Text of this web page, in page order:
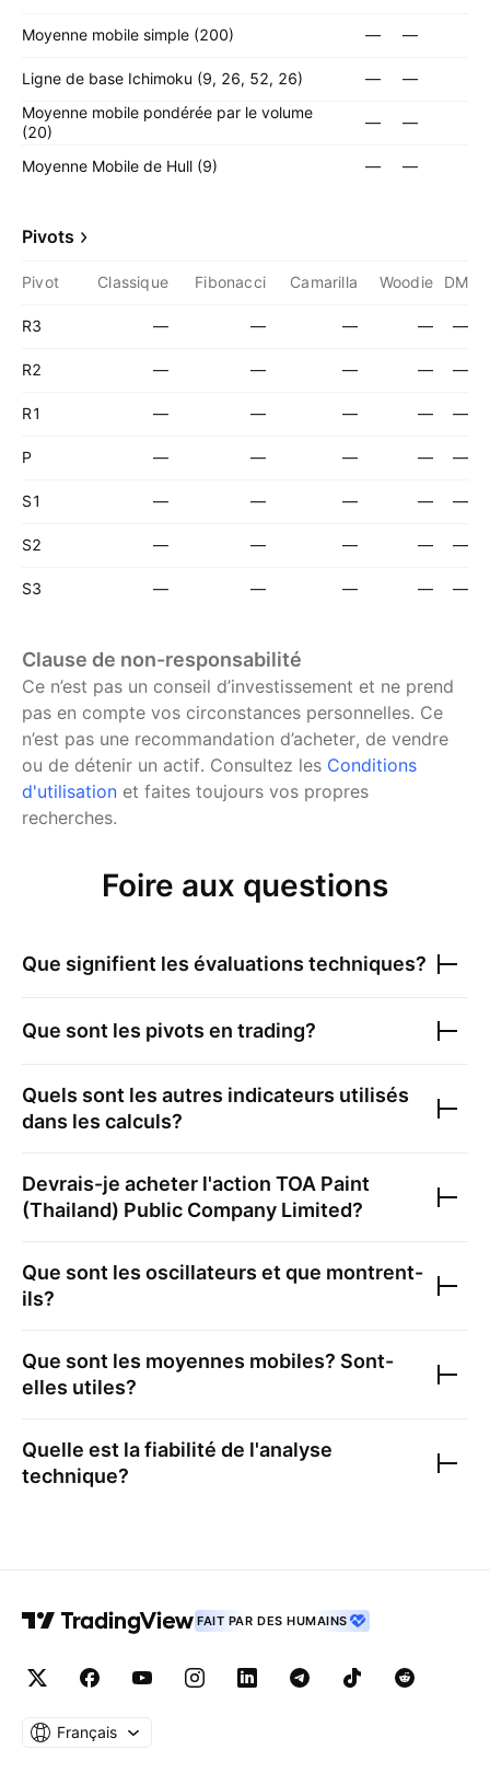
Moyenne mobile simple (200) — —
Ligne de base Ichimoku (9, 26, 52, 26) —
—
Moyenne mobile pondérée par le volume
(20)
— —
Moyenne Mobile de Hull (9) — —
Pivots
Pivot Classique Fibonacci Camarilla Woodie DM
R3 — — — — —
R2 — — — — —
R1 — — — — —
P — — — — —
S1 — — — — —
S2 — — — — —
S3 — — — — —
Clause de non-responsabilité
Ce n’est pas un conseil d’investissement et ne prend
pas en compte vos circonstances personnelles. Ce
n’est pas une recommandation d’acheter, de vendre
ou de détenir un actif. Consultez les Conditions
d'utilisation et faites toujours vos propres
recherches.
Foire aux questions
Que signifient les évaluations techniques?
Que sont les pivots en trading?
Quels sont les autres indicateurs utilisés
dans les calculs?
Devrais-je acheter l'action TOA Paint
(Thailand) Public Company Limited?
Que sont les oscillateurs et que montrent-
ils?
Que sont les moyennes mobiles? Sont-
elles utiles?
Quelle est la fiabilité de l'analyse
technique?
FAIT PAR DES HUMAINS
Français